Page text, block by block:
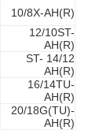
10/8X-AH(R)
12/10ST-
AH(R)
14/12 ST-
AH(R)
16/14TU-
AH(R)
20/18G(TU)-
AH(R)